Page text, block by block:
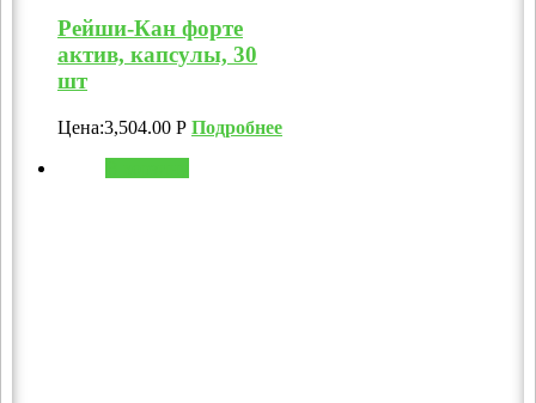
Рейши-Кан форте
актив, капсулы, 30
шт
Цена:3,504.00 Р Подробнее